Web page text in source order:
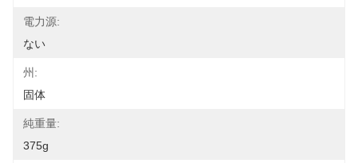
電力源:
ない
州:
固体
純重量:
375g